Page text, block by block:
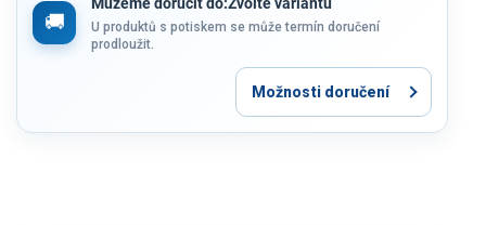
U produktů s potiskem se může termín doručení
prodloužit.
Možnosti doručení